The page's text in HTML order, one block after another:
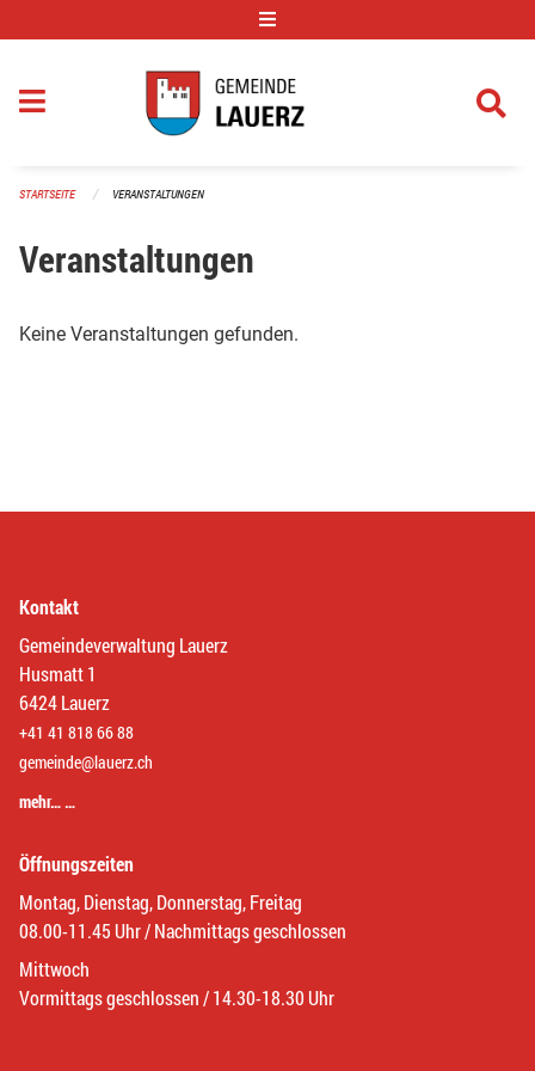
STARTSEITE VERANSTALTUNGEN
Veranstaltungen
Keine Veranstaltungen gefunden.
Kontakt
Gemeindeverwaltung Lauerz
Husmatt 1
6424 Lauerz
+41 41 818 66 88
gemeinde@lauerz.ch
mehr… …
Öffnungszeiten
Montag, Dienstag, Donnerstag, Freitag
08.00-11.45 Uhr / Nachmittags geschlossen
Mittwoch
Vormittags geschlossen / 14.30-18.30 Uhr